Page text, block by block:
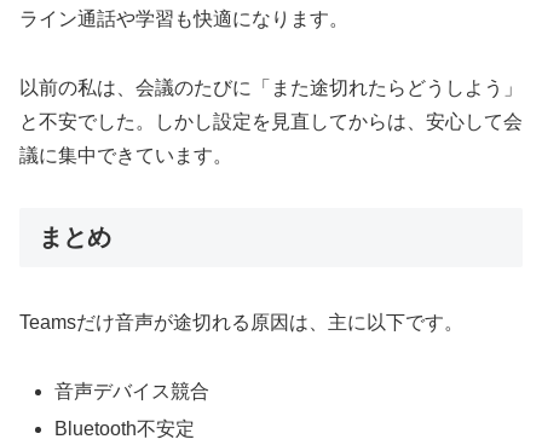
ライン通話や学習も快適になります。
以前の私は、会議のたびに「また途切れたらどうしよう」
と不安でした。しかし設定を見直してからは、安心して会
議に集中できています。
まとめ
Teamsだけ音声が途切れる原因は、主に以下です。
音声デバイス競合
Bluetooth不安定